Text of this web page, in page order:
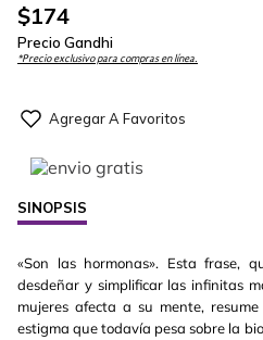
$174
Precio Gandhi
*Precio exclusivo para compras en línea.
SINOPSIS
«Son las hormonas». Esta frase,
desdeñar y simplificar las infinitas
mujeres afecta a su mente,
estigma que todavía pesa sobre la